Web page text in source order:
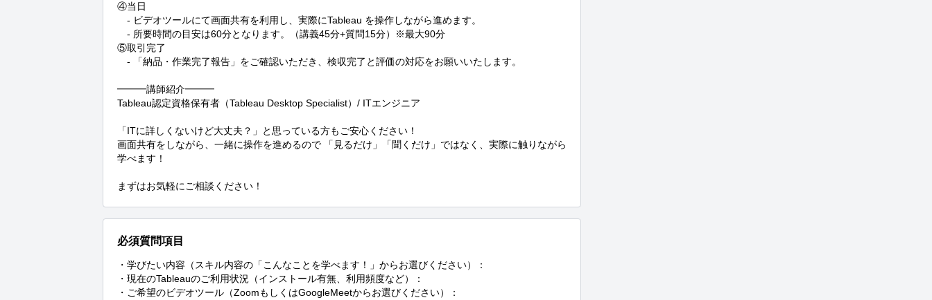
④当日
- ビデオツールにて画面共有を利用し、実際にTableau を操作しながら進めます。
- 所要時間の目安は60分となります。（講義45分+質問15分）※最大90分
⑤取引完了
- 「納品・作業完了報告」をご確認いただき、検収完了と評価の対応をお願いいたします。
━━━講師紹介━━━
Tableau認定資格保有者（Tableau Desktop Specialist）/ ITエンジニア
「ITに詳しくないけど大丈夫？」と思っている方もご安心ください！
画面共有をしながら、一緒に操作を進めるので 「見るだけ」「聞くだけ」ではなく、実際に触りながら
学べます！
まずはお気軽にご相談ください！
必須質問項目
・学びたい内容（スキル内容の「こんなことを学べます！」からお選びください）：
・現在のTableauのご利用状況（インストール有無、利用頻度など）：
・ご希望のビデオツール（ZoomもしくはGoogleMeetからお選びください）：